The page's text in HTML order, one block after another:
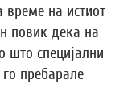
време на истиот
повик дека на
што специјални
пребарале